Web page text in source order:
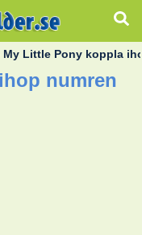
My Little Pony koppla
numren